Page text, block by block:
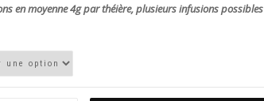
en moyenne 4g par théière, plusieurs infusions possibles